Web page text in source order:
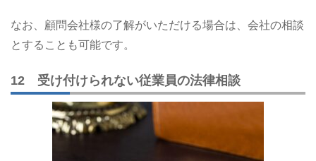
なお、顧問会社様の了解がいただける場合は、会社の相談
とすることも可能です。
12 受け付けられない従業員の法律相談